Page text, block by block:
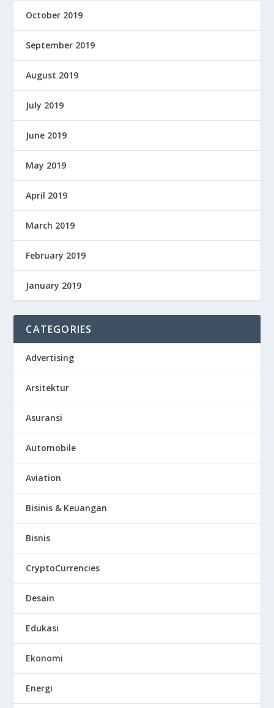
October 2019
September 2019
August 2019
July 2019
June 2019
May 2019
April 2019
March 2019
February 2019
January 2019
CATEGORIES
Advertising
Arsitektur
Asuransi
Automobile
Aviation
Bisinis & Keuangan
Bisnis
CryptoCurrencies
Desain
Edukasi
Ekonomi
Energi